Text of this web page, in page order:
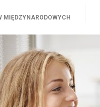
MIĘDZYNARODOWYCH